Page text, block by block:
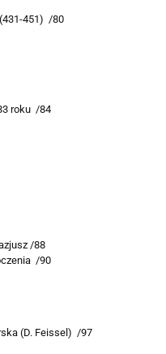
451) /80
roku /84
/88
/90
(D. Feissel) /97